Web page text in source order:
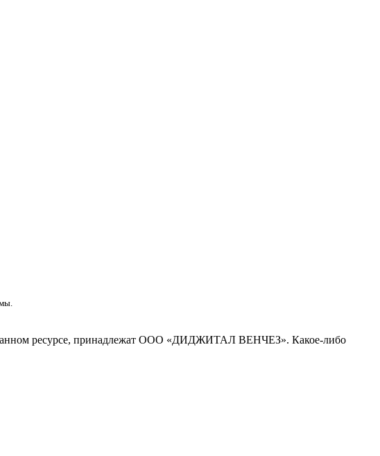
ресурсе, принадлежат ООО «ДИДЖИТАЛ ВЕНЧЕЗ». Какое-либо